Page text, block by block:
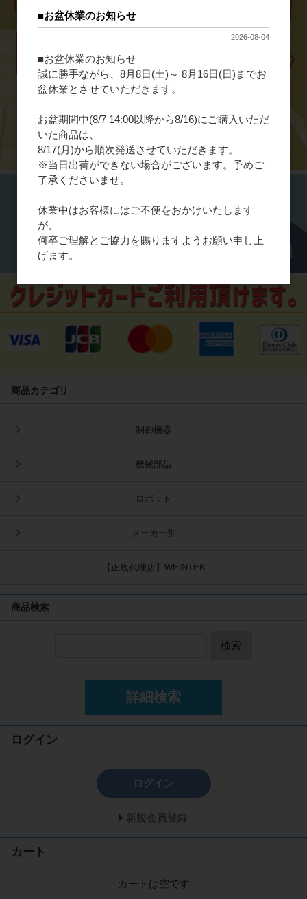
商品カテゴリ
制御機器
機械部品
ロボット
メーカー別
【正規代理店】WEINTEK
商品検索
検索
詳細検索
ログイン
ログイン
新規会員登録
カート
カートは空です
■お盆休業のお知らせ
2026-08-04
■お盆休業のお知らせ
誠に勝手ながら、8月8日(土)～ 8月16日(日)までお
盆休業とさせていただきます。
お盆期間中(8/7 14:00以降から8/16)にご購入いただ
いた商品は、
8/17(月)から順次発送させていただきます。
※当日出荷ができない場合がございます。予めご
了承くださいませ。
休業中はお客様にはご不便をおかけいたします
が、
何卒ご理解とご協力を賜りますようお願い申し上
げます。